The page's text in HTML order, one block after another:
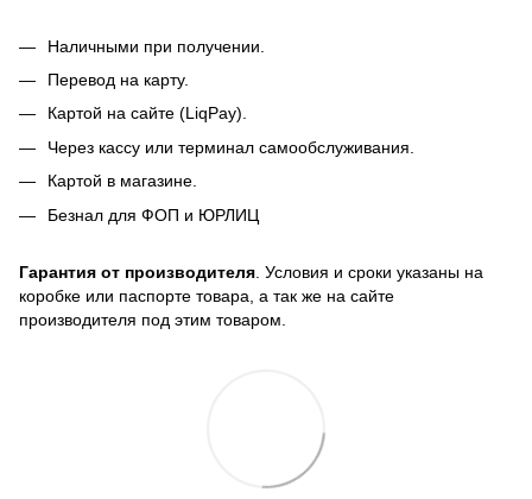
Наличными при получении.
Перевод на карту.
Картой на сайте (LiqPay).
Через кассу или терминал самообслуживания.
Картой в магазине.
Безнал для ФОП и ЮРЛИЦ
Гарантия от производителя . Условия и сроки указаны на
коробке или паспорте товара, а так же на сайте
производителя под этим товаром.